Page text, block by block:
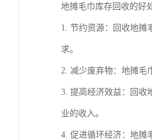
地摊毛巾库存回收的好
1. 节约资源：回收地摊
求。
2. 减少废弃物：地摊毛
3. 提高经济效益：回收
业的收入。
4. 促进循环经济：地摊